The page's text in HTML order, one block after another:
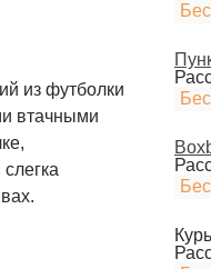
из футболки
втачными